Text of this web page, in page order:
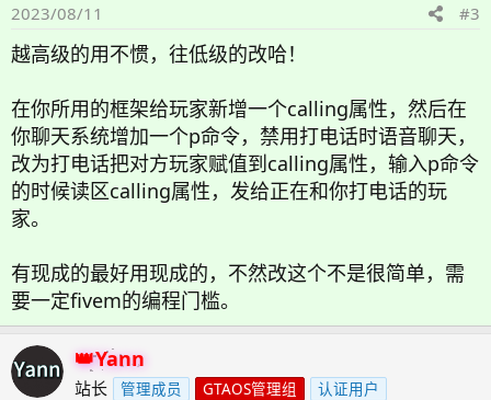
2023/08/11 #3
越高级的用不惯，往低级的改哈！
在你所用的框架给玩家新增一个calling属性，然后在
你聊天系统增加一个p命令，禁用打电话时语音聊天，
改为打电话把对方玩家赋值到calling属性，输入p命令
的时候读区calling属性，发给正在和你打电话的玩
家。
有现成的最好用现成的，不然改这个不是很简单，需
要一定fivem的编程门槛。
Yann
站长 管理成员 GTAOS管理组 认证用户